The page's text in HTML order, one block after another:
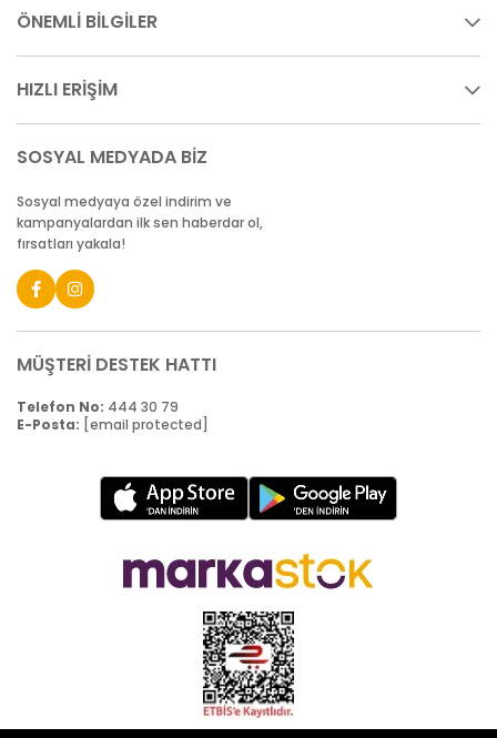
ÖNEMLİ BİLGİLER
HIZLI ERİŞİM
SOSYAL MEDYADA BİZ
Sosyal medyaya özel indirim ve
kampanyalardan ilk sen haberdar ol,
fırsatları yakala!
MÜŞTERİ DESTEK HATTI
Telefon No: 444 30 79
E-Posta: [email protected]